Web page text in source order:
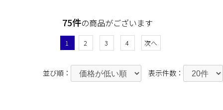
75件の商品がございます
1 2 3 4 次へ
並び順： 表示件数：